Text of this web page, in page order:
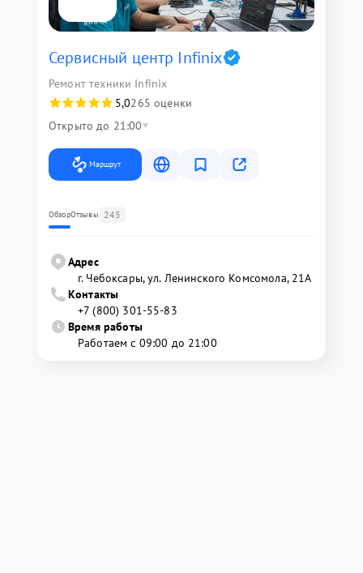
Сервисный центр Infinix
Ремонт техники Infinix
5,0265 оценки
Открыто до 21:00
Маршрут
ОбзорОтзывы 245
Адрес
г. Чебоксары, ул. Ленинского Комсомола, 21А
Контакты
+7 (800) 301-55-83
Время работы
Работаем с 09:00 до 21:00